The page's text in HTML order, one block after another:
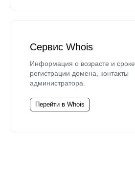
Сервис Whois
Информация о возрасте и сроке
регистрации домена, контакты
администратора.
Перейти в Whois